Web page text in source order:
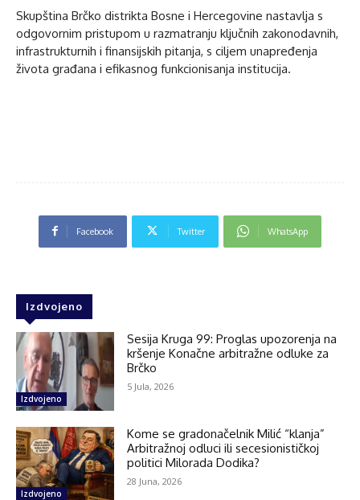
Skupština Brčko distrikta Bosne i Hercegovine nastavlja s
odgovornim pristupom u razmatranju ključnih zakonodavnih,
infrastrukturnih i finansijskih pitanja, s ciljem unapređenja
života građana i efikasnog funkcionisanja institucija.
Facebook Twitter WhatsApp
Izdvojeno
Izdvojeno
Sesija Kruga 99: Proglas upozorenja na
kršenje Konačne arbitražne odluke za
Brčko
5 Jula, 2026
Izdvojeno
Kome se gradonačelnik Milić “klanja”
Arbitražnoj odluci ili secesionističkoj
politici Milorada Dodika?
28 Juna, 2026